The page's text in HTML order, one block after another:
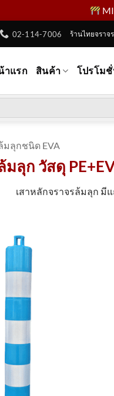
02-114-7006 ร้านไทยจราจ
าแรก สินค้า โปรโม
มลุกชนิด EVA
มลุก วัสดุ
เสาหลักจราจรล้มลุก มี